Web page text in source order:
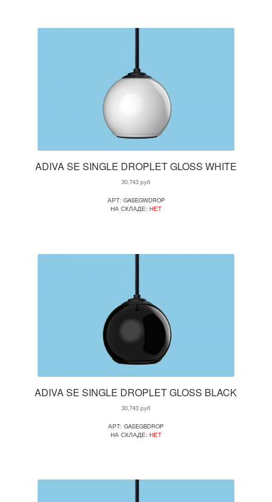
ADIVA SE SINGLE DROPLET GLOSS WHITE
30,743руб
АРТ: GASEGWDROP
НА СКЛАДЕ: НЕТ
ADIVA SE SINGLE DROPLET GLOSS BLACK
30,743руб
АРТ: GASEGBDROP
НА СКЛАДЕ: НЕТ